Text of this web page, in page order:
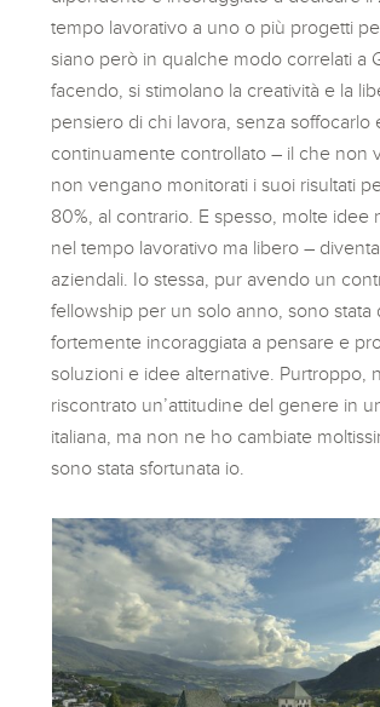
tempo lavorativo a uno o più progetti
siano però in qualche modo correlati a
facendo, si stimolano la creatività e la
pensiero di chi lavora, senza soffocarlo
continuamente controllato – il che non
non vengano monitorati i suoi risultati
80%, al contrario. E spesso, molte idee
nel tempo lavorativo ma libero –
aziendali. Io stessa, pur avendo un
fellowship per un solo anno, sono stata
fortemente incoraggiata a pensare e
soluzioni e idee alternative. Purtroppo,
riscontrato un’attitudine del genere in
italiana, ma non ne ho cambiate
sono stata sfortunata io.